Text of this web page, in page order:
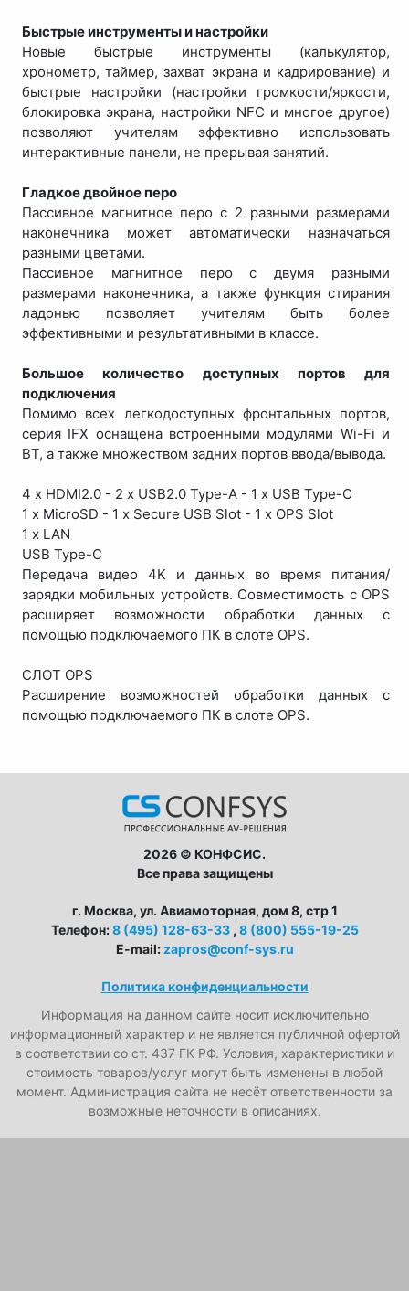
Быстрые инструменты и настройки
Новые быстрые инструменты (калькулятор,
хронометр, таймер, захват экрана и кадрирование) и
быстрые настройки (настройки громкости/яркости,
блокировка экрана, настройки NFC и многое другое)
позволяют учителям эффективно использовать
интерактивные панели, не прерывая занятий.
Гладкое двойное перо
Пассивное магнитное перо с 2 разными размерами
наконечника может автоматически назначаться
разными цветами.
Пассивное магнитное перо с двумя разными
размерами наконечника, а также функция стирания
ладонью позволяет учителям быть более
эффективными и результативными в классе.
Большое количество доступных портов для
подключения
Помимо всех легкодоступных фронтальных портов,
серия IFX оснащена встроенными модулями Wi-Fi и
BT, а также множеством задних портов ввода/вывода.
4 x HDMI2.0 - 2 x USB2.0 Type-A - 1 x USB Type-C
1 x MicroSD - 1 x Secure USB Slot - 1 x OPS Slot
1 x LAN
USB Type-C
Передача видео 4K и данных во время питания/
зарядки мобильных устройств. Совместимость с OPS
расширяет возможности обработки данных с
помощью подключаемого ПК в слоте OPS.
СЛОТ OPS
Расширение возможностей обработки данных с
помощью подключаемого ПК в слоте OPS.
2026 © КОНФСИС.
Все права защищены
г. Москва, ул. Авиамоторная, дом 8, стр 1
Телефон:8 (495) 128-63-33 , 8 (800) 555-19-25
E-mail: zapros@conf-sys.ru
Политика конфиденциальности
Информация на данном сайте носит исключительно
информационный характер и не является публичной офертой
в соответствии со ст. 437 ГК РФ. Условия, характеристики и
стоимость товаров/услуг могут быть изменены в любой
момент. Администрация сайта не несёт ответственности за
возможные неточности в описаниях.